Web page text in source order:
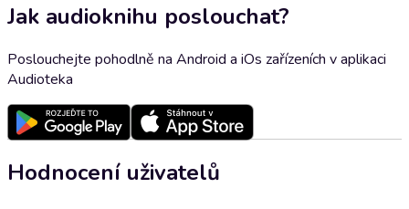
Jak audioknihu poslouchat?
Poslouchejte pohodlně na Android a iOs zařízeních v aplikaci
Audioteka
Hodnocení uživatelů